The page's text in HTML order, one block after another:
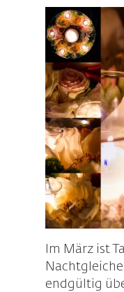
Im März ist
endgültig